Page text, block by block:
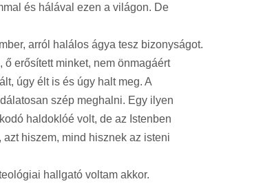
és hálával ezen a világon. De
arról halálos ágya tesz bizonyságot.
erősített minket, nem önmagáért
úgy élt is és úgy halt meg. A
szép meghalni. Egy ilyen
haldoklóé volt, de az Istenben
hiszem, mind hisznek az isteni
hallgató voltam akkor.